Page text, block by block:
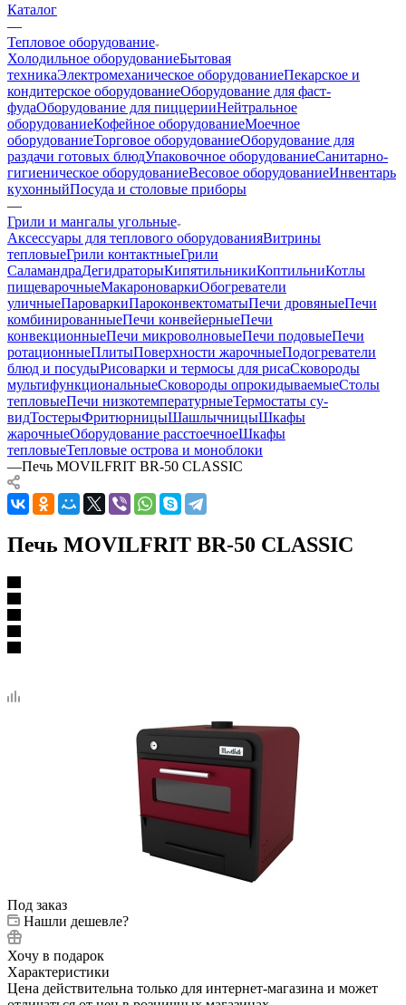
Каталог
—
Тепловое оборудование
Холодильное оборудованиеБытовая
техникаЭлектромеханическое оборудованиеПекарское и
кондитерское оборудованиеОборудование для фаст-
фудаОборудование для пиццерииНейтральное
оборудованиеКофейное оборудованиеМоечное
оборудованиеТорговое оборудованиеОборудование для
раздачи готовых блюдУпаковочное оборудованиеСанитарно-
гигиеническое оборудованиеВесовое оборудованиеИнвентарь
кухонныйПосуда и столовые приборы
—
Грили и мангалы угольные
Аксессуары для теплового оборудованияВитрины
тепловыеГрили контактныеГрили
СаламандраДегидраторыКипятильникиКоптильниКотлы
пищеварочныеМакароноваркиОбогреватели
уличныеПароваркиПароконвектоматыПечи дровяныеПечи
комбинированныеПечи конвейерныеПечи
конвекционныеПечи микроволновыеПечи подовыеПечи
ротационныеПлитыПоверхности жарочныеПодогреватели
блюд и посудыРисоварки и термосы для рисаСковороды
мультифункциональныеСковороды опрокидываемыеСтолы
тепловыеПечи низкотемпературныеТермостаты су-
видТостерыФритюрницыШашлычницыШкафы
жарочныеОборудование расстоечноеШкафы
тепловыеТепловые острова и моноблоки
—Печь MOVILFRIT BR-50 CLASSIC
Печь MOVILFRIT BR-50 CLASSIC
Под заказ
Нашли дешевле?
Хочу в подарок
Характеристики
Цена действительна только для интернет-магазина и может